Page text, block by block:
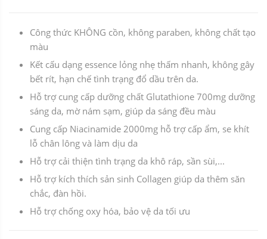
Công thức KHÔNG cồn, không paraben, không chất tạo
màu
Kết cấu dạng essence lỏng nhẹ thấm nhanh, không gây
bết rít, hạn chế tình trạng đổ dầu trên da.
Hỗ trợ cung cấp dưỡng chất Glutathione 700mg dưỡng
sáng da, mờ nám sạm, giúp da sáng đều màu
Cung cấp Niacinamide 2000mg hỗ trợ cấp ẩm, se khít
lỗ chân lông và làm dịu da
Hỗ trợ cải thiện tình trạng da khô ráp, sần sùi,...
Hỗ trợ kích thích sản sinh Collagen giúp da thêm săn
chắc, đàn hồi.
Hỗ trợ chống oxy hóa, bảo vệ da tối ưu